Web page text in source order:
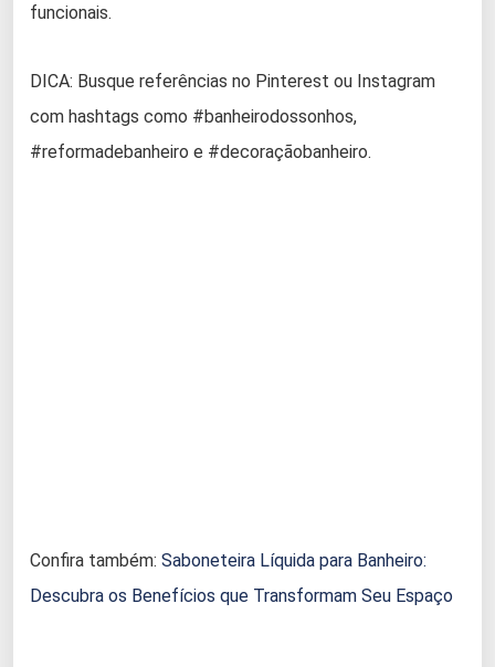
funcionais.
DICA: Busque referências no Pinterest ou Instagram
com hashtags como #banheirodossonhos,
#reformadebanheiro e #decoraçãobanheiro.
Confira também: Saboneteira Líquida para Banheiro:
Descubra os Benefícios que Transformam Seu Espaço